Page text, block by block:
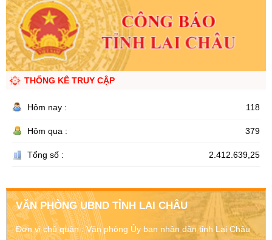
THỐNG KÊ TRUY CẬP
Hôm nay : 118
Hôm qua : 379
Tổng số : 2.412.639,25
VĂN PHÒNG UBND TỈNH LAI CHÂU
Đơn vị chủ quản :Văn phòng Ủy ban nhân dân tỉnh Lai Châu